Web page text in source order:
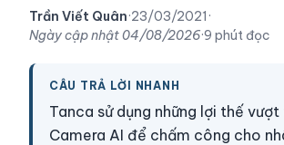
Trần Viết Quân·23/03/2021 ·
Ngày cập nhật04/08/2026·9 phút đọc
CÂU TRẢ LỜI NHANH
Tanca sử dụng những lợi thế
Camera AI để chấm công cho